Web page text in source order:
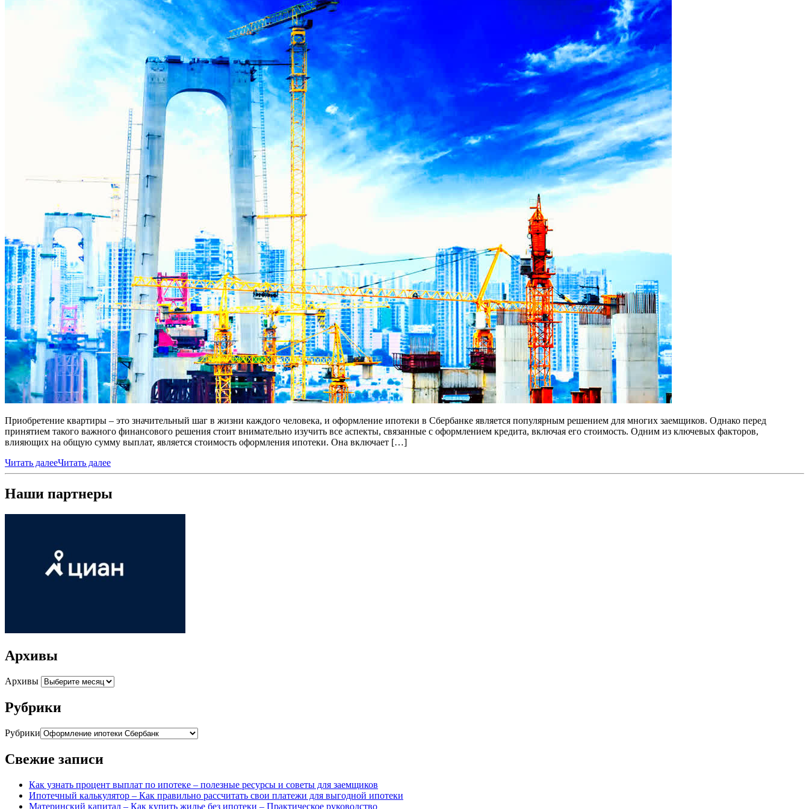
Приобретение квартиры – это значительный шаг в жизни каждого человека, и оформление ипотеки в Сбербанке является популярным решением для многих заемщиков. Однако перед
принятием такого важного финансового решения стоит внимательно изучить все аспекты, связанные с оформлением кредита, включая его стоимость. Одним из ключевых факторов,
влияющих на общую сумму выплат, является стоимость оформления ипотеки. Она включает […]
Читать далееЧитать далее
Наши партнеры
Архивы
Архивы
Рубрики
Рубрики
Свежие записи
Как узнать процент выплат по ипотеке – полезные ресурсы и советы для заемщиков
Ипотечный калькулятор – Как правильно рассчитать свои платежи для выгодной ипотеки
Материнский капитал – Как купить жилье без ипотеки – Практическое руководство